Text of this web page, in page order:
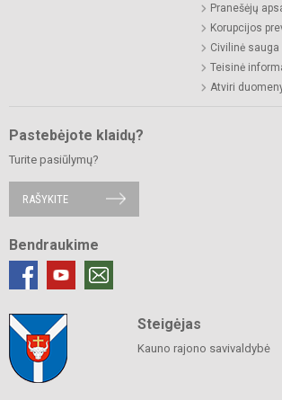
Pranešėjų
Korupcijos
Civilinė sauga
Teisinė
Atviri
Pastebėjote klaidų?
Turite pasiūlymų?
RAŠYKITE
Bendraukime
Steigėjas
Kauno rajono savivaldybė